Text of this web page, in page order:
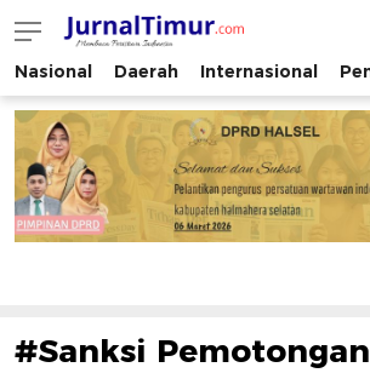
JurnalTimur.com
Membaca Peristiwa Indonesia
Nasional Daerah Internasional
#Sanksi Pemotongan